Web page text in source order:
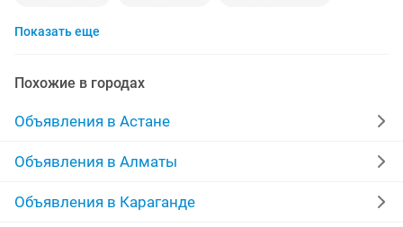
смартфоны oppo
смартфоны 4g смартфоны редми
держатель смартфона
смартфон google 2018 смартфон
Показать еще
Похожие в городах
Объявления в Астане
Объявления в Алматы
Объявления в Караганде